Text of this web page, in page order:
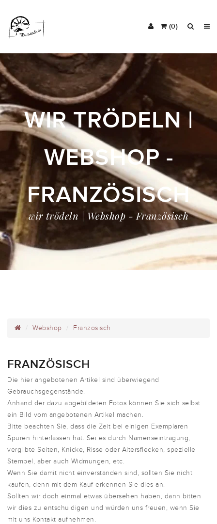
(0)
WIR TRÖDELN |
WEBSHOP -
FRANZÖSISCH
wir trödeln | Webshop - Französisch
Webshop Französisch
FRANZÖSISCH
Die hier angebotenen Artikel sind überwiegend
Gebrauchsgegenstände.
Anhand der dazu abgebildeten Fotos können Sie sich selbst
ein Bild vom angebotenen Artikel machen.
Bitte beachten Sie, dass die Zeit bei einigen Exemplaren
Spuren hinterlassen hat. Sei es durch Namenseintragung,
vergilbte Seiten, Knicke, Risse oder Altersflecken, spezielle
Stempel, aber auch Widmungen, etc.
Wenn Sie damit nicht einverstanden sind, sollten Sie nicht
kaufen, denn mit dem Kauf erkennen Sie dies an.
Sollten wir doch einmal etwas übersehen haben, dann bitten
wir dies zu entschuldigen und würden uns freuen, wenn Sie
mit uns Kontakt aufnehmen.